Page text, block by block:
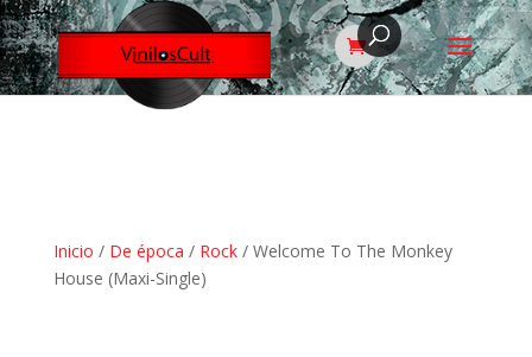
Inicio / De época / Rock/ Welcome To The Monkey
House (Maxi-Single)